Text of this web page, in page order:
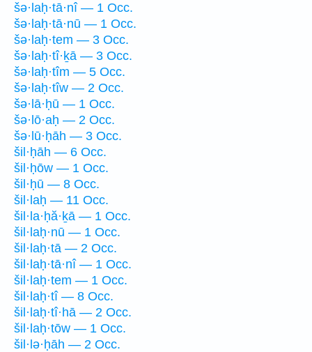
šə·laḥ·tā·nî — 1 Occ.
šə·laḥ·tā·nū — 1 Occ.
šə·laḥ·tem — 3 Occ.
šə·laḥ·tî·ḵā — 3 Occ.
šə·laḥ·tîm — 5 Occ.
šə·laḥ·tîw — 2 Occ.
šə·lā·ḥū — 1 Occ.
šə·lō·aḥ — 2 Occ.
šə·lū·ḥāh — 3 Occ.
šil·ḥāh — 6 Occ.
šil·ḥōw — 1 Occ.
šil·ḥū — 8 Occ.
šil·laḥ — 11 Occ.
šil·la·ḥă·ḵā — 1 Occ.
šil·laḥ·nū — 1 Occ.
šil·laḥ·tā — 2 Occ.
šil·laḥ·tā·nî — 1 Occ.
šil·laḥ·tem — 1 Occ.
šil·laḥ·tî — 8 Occ.
šil·laḥ·tî·hā — 2 Occ.
šil·laḥ·tōw — 1 Occ.
šil·lə·ḥāh — 2 Occ.